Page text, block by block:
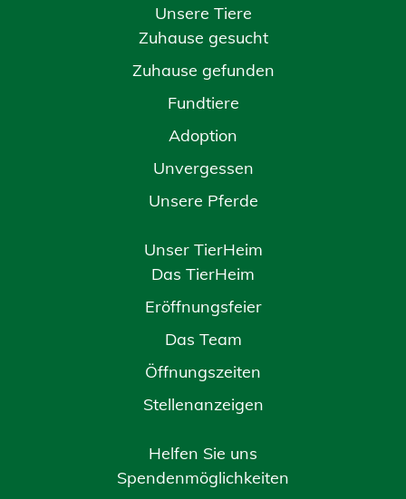
Unsere Tiere
Zuhause gesucht
Zuhause gefunden
Fundtiere
Adoption
Unvergessen
Unsere Pferde
Unser TierHeim
Das TierHeim
Eröffnungsfeier
Das Team
Öffnungszeiten
Stellenanzeigen
Helfen Sie uns
Spendenmöglichkeiten